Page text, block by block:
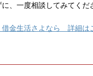
、一度相談してみてくだ
金生活さよなら 詳細は